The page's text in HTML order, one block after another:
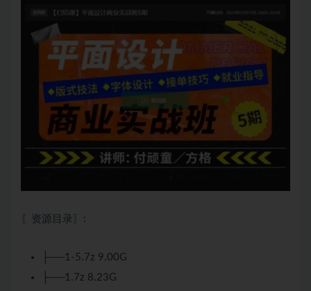
〖资源目录〗:
├──1-5.7z 9.00G
├──1.7z 8.23G